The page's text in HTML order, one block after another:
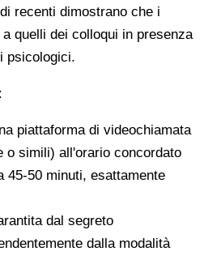
recenti dimostrano che i
quelli dei colloqui in presenza
psicologici.
piattaforma di videochiamata
o simili) all'orario concordato
45-50 minuti, esattamente
dal segreto
dalla modalità